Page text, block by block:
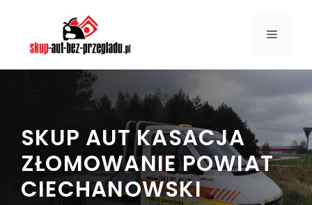
treści
MENU
SKUP AUT KASACJA
ZŁOMOWANIE POWIAT
CIECHANOWSKI